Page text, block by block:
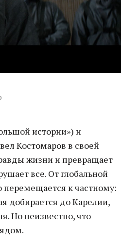
истории») и
Костомаров в своей
жизни и превращает
все. От глобальной
перемещается к частному:
добирается до Карелии,
Но неизвестно, что